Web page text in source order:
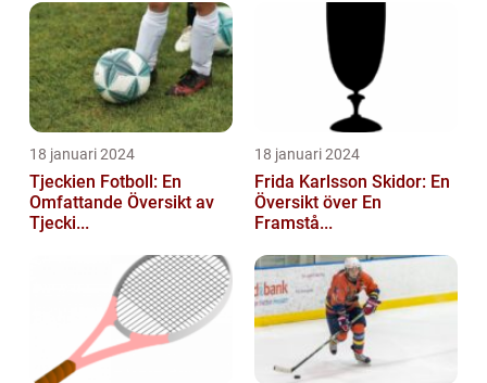
18 januari 2024
Tjeckien Fotboll: En
Omfattande Översikt av
Tjecki...
18 januari 2024
Frida Karlsson Skidor: En
Översikt över En
Framstå...